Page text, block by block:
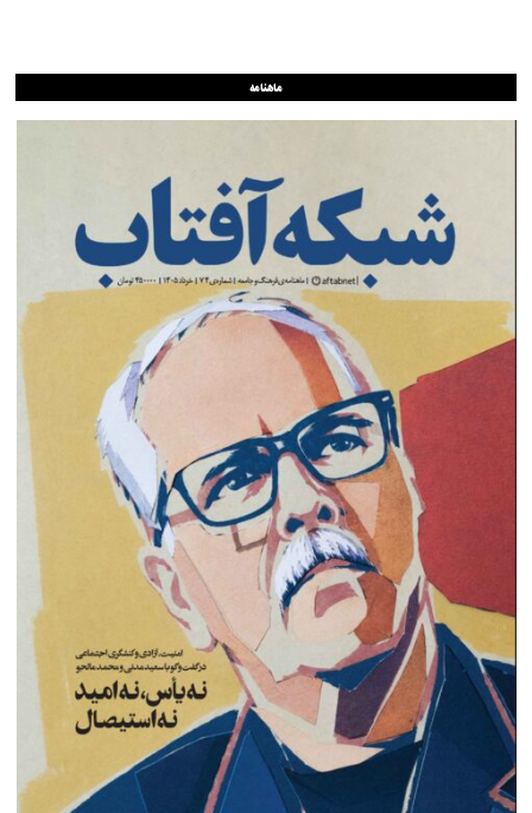
ماهنامه